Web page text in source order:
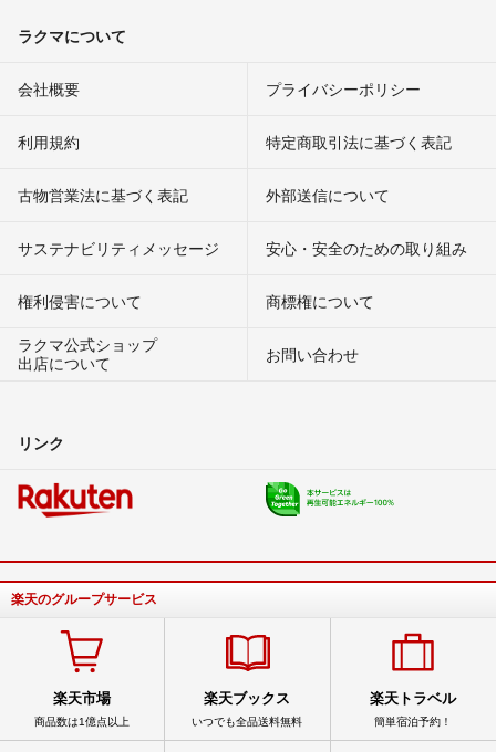
ラクマについて
会社概要 プライバシーポリシー
利用規約 特定商取引法に基づく表記
古物営業法に基づく表記 外部送信について
サステナビリティメッセージ 安心・安全のための取り組み
権利侵害について
商標権について
ラクマ公式ショップ
出店について
お問い合わせ
リンク
楽天のグループサービス
楽天市場
商品数は1億点以上
楽天ブックス
いつでも全品送料無料
楽天トラベル
簡単宿泊予約！